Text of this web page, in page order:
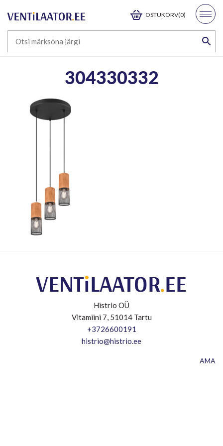
OSTUKORV(0)
304330332
Histrio OÜ
Vitamiini 7, 51014 Tartu
+3726600191
histrio@histrio.ee
AMA